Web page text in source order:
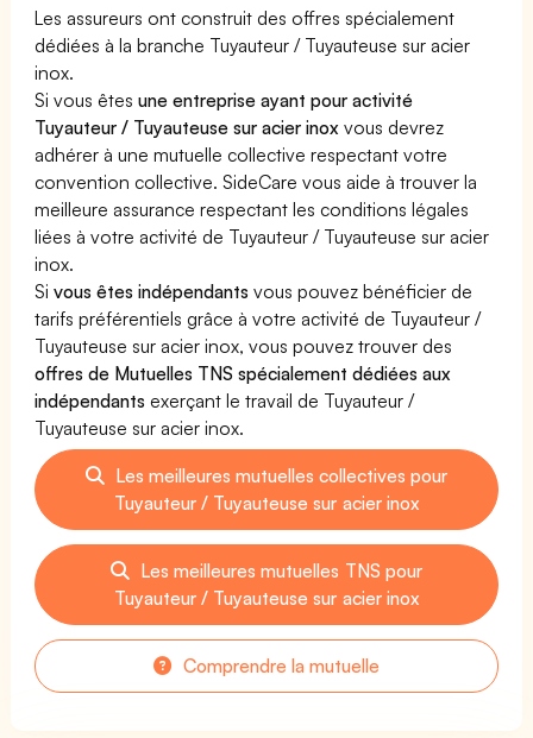
Les assureurs ont construit des offres spécialement
dédiées à la branche Tuyauteur / Tuyauteuse sur acier
inox.
Si vous êtesune entreprise ayant pour activité
Tuyauteur / Tuyauteuse sur acier inox vous devrez
adhérer à une mutuelle collective respectant votre
convention collective. SideCare vous aide à trouver la
meilleure assurance respectant les conditions légales
liées à votre activité de Tuyauteur / Tuyauteuse sur acier
inox.
Sivous êtes indépendants vous pouvez bénéficier de
tarifs préférentiels grâce à votre activité de Tuyauteur /
Tuyauteuse sur acier inox, vous pouvez trouver des
offres de Mutuelles TNS spécialement dédiées aux
indépendants exerçant le travail de Tuyauteur /
Tuyauteuse sur acier inox.
Les meilleures mutuelles collectives pour
Tuyauteur / Tuyauteuse sur acier inox
Les meilleures mutuelles TNS pour
Tuyauteur / Tuyauteuse sur acier inox
Comprendre la mutuelle